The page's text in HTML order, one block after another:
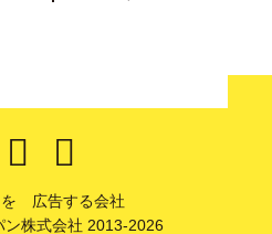
を 広告する会社
株式会社 2013-2026